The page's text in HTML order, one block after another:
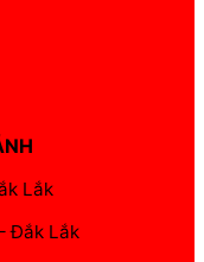
Lắk
Đắk Lắk